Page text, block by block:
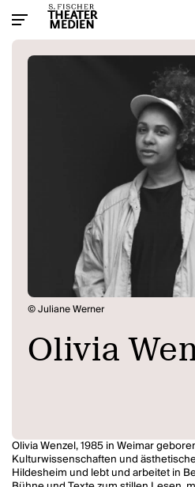
© Juliane Werner
Olivia
Olivia Wenzel, 1985 in Weimar
Kulturwissenschaften und
Hildesheim und lebt und arbeitet in